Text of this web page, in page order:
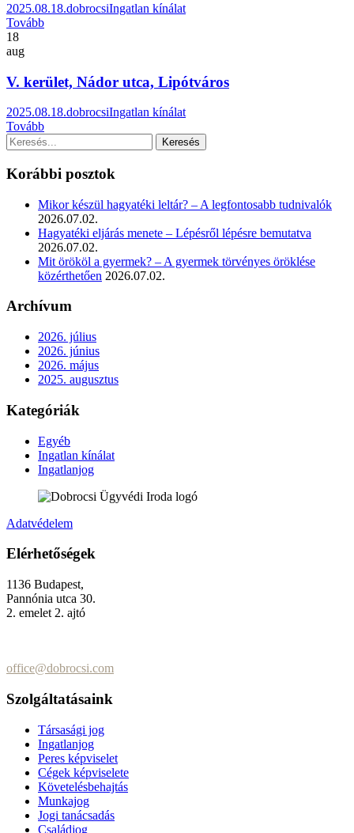
2025.08.18.dobrocsiIngatlan kínálat
Tovább
18
aug
V. kerület, Nádor utca, Lipótváros
2025.08.18.dobrocsiIngatlan kínálat
Tovább
Korábbi posztok
Mikor készül hagyatéki leltár? – A legfontosabb tudnivalók
2026.07.02.
Hagyatéki eljárás menete – Lépésről lépésre bemutatva
2026.07.02.
Mit örököl a gyermek? – A gyermek törvényes öröklése
közérthetően 2026.07.02.
Archívum
2026. július
2026. június
2026. május
2025. augusztus
Kategóriák
Egyéb
Ingatlan kínálat
Ingatlanjog
Adatvédelem
Elérhetőségek
1136 Budapest,
Pannónia utca 30.
2. emelet 2. ajtó
office@dobrocsi.com
Szolgáltatásaink
Társasági jog
Ingatlanjog
Peres képviselet
Cégek képviselete
Követelésbehajtás
Munkajog
Jogi tanácsadás
Családjog